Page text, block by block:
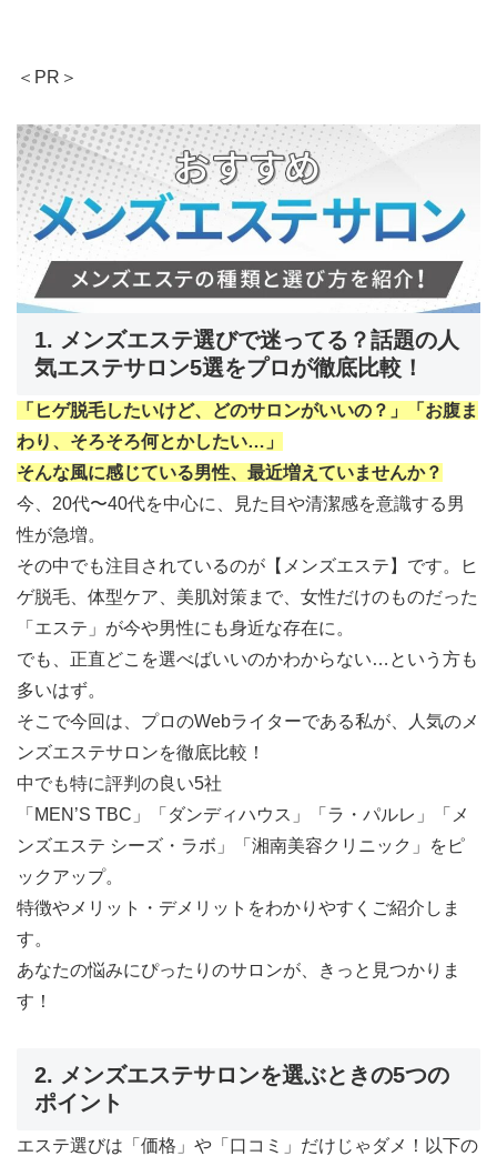
＜PR＞
1. メンズエステ選びで迷ってる？話題の人
気エステサロン5選をプロが徹底比較！
「ヒゲ脱毛したいけど、どのサロンがいいの？」「お腹ま
わり、そろそろ何とかしたい…」
そんな風に感じている男性、最近増えていませんか？
今、20代〜40代を中心に、見た目や清潔感を意識する男
性が急増。
その中でも注目されているのが【メンズエステ】です。ヒ
ゲ脱毛、体型ケア、美肌対策まで、女性だけのものだった
「エステ」が今や男性にも身近な存在に。
でも、正直どこを選べばいいのかわからない…という方も
多いはず。
そこで今回は、プロのWebライターである私が、人気のメ
ンズエステサロンを徹底比較！
中でも特に評判の良い5社
「MEN’S TBC」「ダンディハウス」「ラ・パルレ」「メ
ンズエステ シーズ・ラボ」「湘南美容クリニック」をピ
ックアップ。
特徴やメリット・デメリットをわかりやすくご紹介しま
す。
あなたの悩みにぴったりのサロンが、きっと見つかりま
す！
2. メンズエステサロンを選ぶときの5つの
ポイント
エステ選びは「価格」や「口コミ」だけじゃダメ！以下の